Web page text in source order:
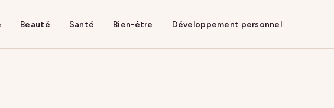
Beauté Santé Bien-être Développement personnel